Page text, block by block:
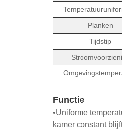
Planken
Tijdstip
Functie
•Uniforme
kamer constant